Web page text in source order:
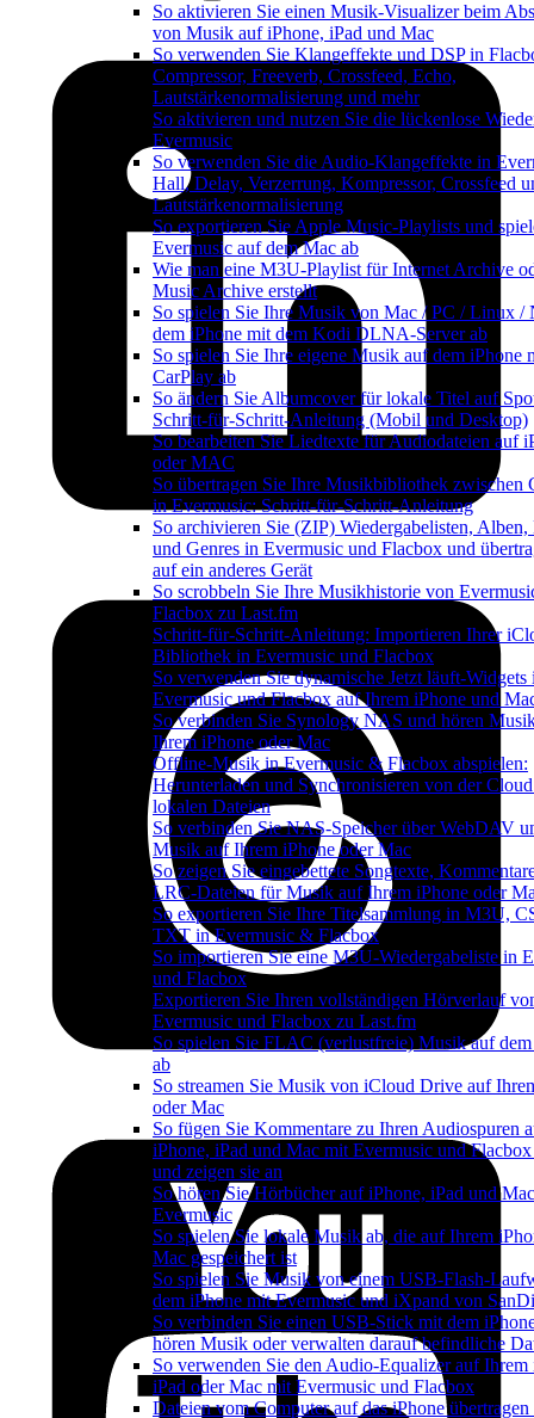
So aktivieren Sie einen Musik-Visualizer beim
von Musik auf iPhone, iPad und Mac
So verwenden Sie Klangeffekte und DSP in
Compressor, Freeverb, Crossfeed, Echo,
Lautstärkenormalisierung und mehr
So aktivieren und nutzen Sie die lückenlose
Evermusic
So verwenden Sie die Audio-Klangeffekte in
Hall, Delay, Verzerrung, Kompressor, Crossfeed
Lautstärkenormalisierung
So exportieren Sie Apple Music-Playlists und
Evermusic auf dem Mac ab
Wie man eine M3U-Playlist für Internet Archive
Music Archive erstellt
So spielen Sie Ihre Musik von Mac / PC / Linux /
dem iPhone mit dem Kodi DLNA-Server ab
So spielen Sie Ihre eigene Musik auf dem iPhone
CarPlay ab
So ändern Sie Albumcover für lokale Titel auf
Schritt-für-Schritt-Anleitung (Mobil und Desktop)
So bearbeiten Sie Liedtexte für Audiodateien auf
oder MAC
So übertragen Sie Ihre Musikbibliothek zwischen
in Evermusic: Schritt-für-Schritt-Anleitung
So archivieren Sie (ZIP) Wiedergabelisten,
und Genres in Evermusic und Flacbox und
auf ein anderes Gerät
So scrobbeln Sie Ihre Musikhistorie von
Flacbox zu Last.fm
Schritt-für-Schritt-Anleitung: Importieren Ihrer
Bibliothek in Evermusic und Flacbox
So verwenden Sie dynamische Jetzt läuft-Widgets
Evermusic und Flacbox auf Ihrem iPhone und
So verbinden Sie Synology NAS und hören
Ihrem iPhone oder Mac
Offline-Musik in Evermusic & Flacbox abspielen:
Herunterladen und Synchronisieren von der
lokalen Dateien
So verbinden Sie NAS-Speicher über WebDAV
Musik auf Ihrem iPhone oder Mac
So zeigen Sie eingebettete Songtexte,
LRC-Dateien für Musik auf Ihrem iPhone oder
So exportieren Sie Ihre Titelsammlung in M3U,
TXT in Evermusic & Flacbox
So importieren Sie eine M3U-Wiedergabeliste in
und Flacbox
Exportieren Sie Ihren vollständigen Hörverlauf
Evermusic und Flacbox zu Last.fm
So spielen Sie FLAC (verlustfreie) Musik auf
ab
So streamen Sie Musik von iCloud Drive auf
oder Mac
So fügen Sie Kommentare zu Ihren Audiospuren
iPhone, iPad und Mac mit Evermusic und
und zeigen sie an
So hören Sie Hörbücher auf iPhone, iPad und
Evermusic
So spielen Sie lokale Musik ab, die auf Ihrem
Mac gespeichert ist
So spielen Sie Musik von einem USB-Flash-
dem iPhone mit Evermusic und iXpand von
So verbinden Sie einen USB-Stick mit dem
hören Musik oder verwalten darauf befindliche
So verwenden Sie den Audio-Equalizer auf Ihrem
iPad oder Mac mit Evermusic und Flacbox
Dateien vom Computer auf das iPhone